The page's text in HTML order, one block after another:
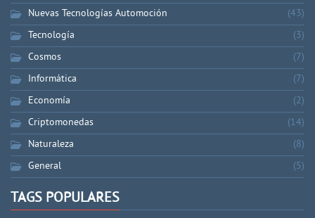
Nuevas Tecnologías Automoción
(43)
Tecnología
(3)
Cosmos
(7)
Informática
(7)
Economía
(2)
Criptomonedas
(14)
Naturaleza
(8)
General
(5)
TAGS POPULARES